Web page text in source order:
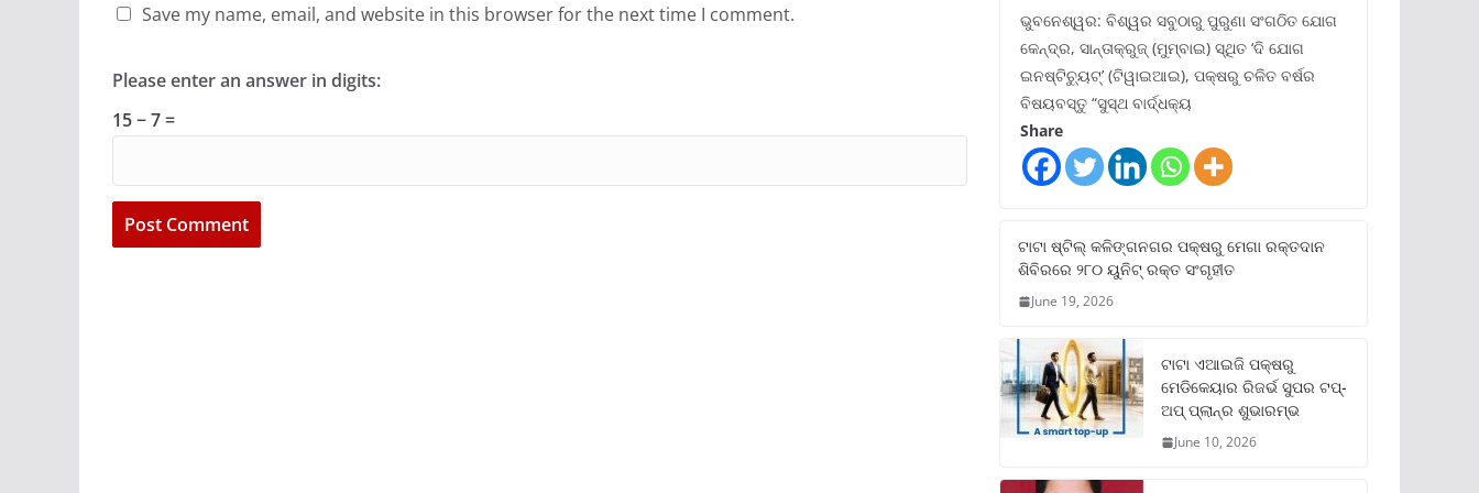
Save my name, email, and website in this browser for the next time I comment.
Please enter an answer in digits:
15 − 7 =
ଭୁବନେଶ୍ୱର: ବିଶ୍ୱର ସବୁଠାରୁ ପୁରୁଣା ସଂଗଠିତ ଯୋଗ
କେନ୍ଦ୍ର, ସାନ୍ତାକ୍ରୁଜ୍ (ମୁମ୍ବାଇ) ସ୍ଥିତ ‘ଦି ଯୋଗ
ଇନଷ୍ଟିଚ୍ୟୁଟ୍‌’ (ଟିୱାଇଆଇ), ପକ୍ଷରୁ ଚଳିତ ବର୍ଷର
ବିଷୟବସ୍ତୁ “ସୁସ୍ଥ ବାର୍ଦ୍ଧକ୍ୟ
Share
ଟାଟା ଷ୍ଟିଲ୍‌ କଳିଙ୍ଗନଗର ପକ୍ଷରୁ ମେଗା ରକ୍ତଦାନ
ଶିବିରରେ ୨୮୦ ୟୁନିଟ୍‌ ରକ୍ତ ସଂଗୃହୀତ
June 19, 2026
ଟାଟା ଏଆଇଜି ପକ୍ଷରୁ
ମେଡିକେୟାର ରିଜର୍ଭ ସୁପର ଟପ୍‌-
ଅପ୍ ପ୍ଲାନ୍‌ର ଶୁଭାରମ୍ଭ
June 10, 2026